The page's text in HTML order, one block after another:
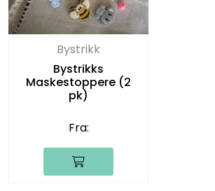
Bystrikk
Bystrikks
Maskestoppere (2
pk)
Fra: